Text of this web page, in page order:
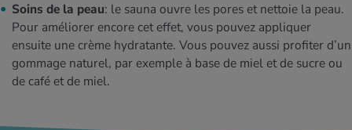
Soins de la peau: le sauna ouvre les pores et nettoie la peau.
Pour améliorer encore cet effet, vous pouvez appliquer
ensuite une crème hydratante. Vous pouvez aussi profiter d’un
gommage naturel, par exemple à base de miel et de sucre ou
de café et de miel.